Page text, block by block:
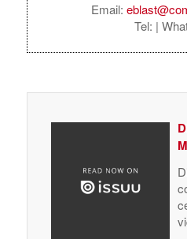
Email:
Tel: |